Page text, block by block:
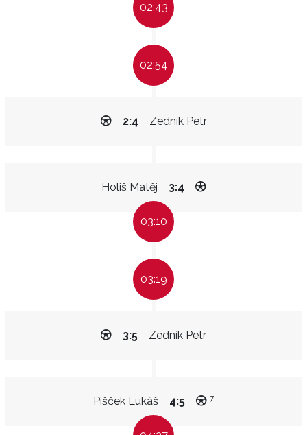
02:43
02:54
Zedník Petr
2:4
Holiš Matěj 3:4
03:10
03:19
Zedník Petr
3:5
Pišček Lukáš 4:5 7